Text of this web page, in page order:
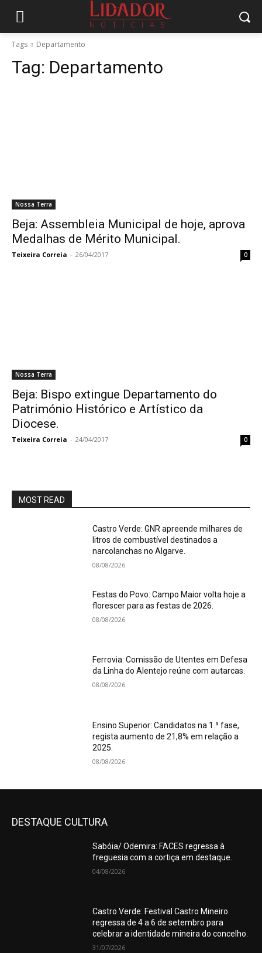
Tags Departamento
Tag: Departamento
Nossa Terra
Beja: Assembleia Municipal de hoje, aprova
Medalhas de Mérito Municipal.
Teixeira Correia - 26/04/2017 0
Nossa Terra
Beja: Bispo extingue Departamento do
Património Histórico e Artístico da
Diocese.
Teixeira Correia - 24/04/2017 0
MOST READ
Castro Verde: GNR apreende milhares de
litros de combustível destinados a
narcolanchas no Algarve.
08/08/2026
Festas do Povo: Campo Maior volta hoje a
florescer para as festas de 2026.
08/08/2026
Ferrovia: Comissão de Utentes em Defesa
da Linha do Alentejo reúne com autarcas.
08/08/2026
Ensino Superior: Candidatos na 1.ª fase,
regista aumento de 21,8% em relação a
2025.
08/08/2026
DESTAQUE CULTURA
Sabóia/ Odemira: FACES regressa à
freguesia com a cortiça em destaque.
04/08/2026
Castro Verde: Festival Castro Mineiro
regressa de 4 a 6 de setembro para
celebrar a identidade mineira do concelho.
31/07/2026